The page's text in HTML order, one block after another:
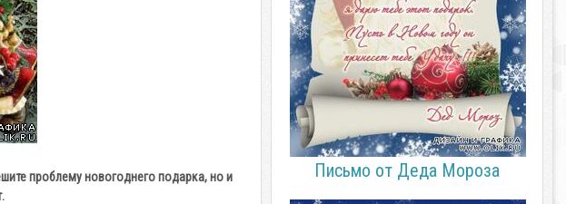
проблему новогоднего подарка, но и
Письмо от Деда Мороза